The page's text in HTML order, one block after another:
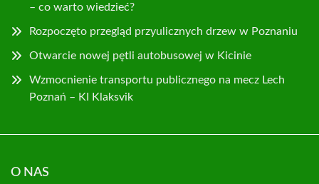
– co warto wiedzieć?
Rozpoczęto przegląd przyulicznych drzew w Poznaniu
Otwarcie nowej pętli autobusowej w Kicinie
Wzmocnienie transportu publicznego na mecz Lech
Poznań – KI Klaksvik
O NAS